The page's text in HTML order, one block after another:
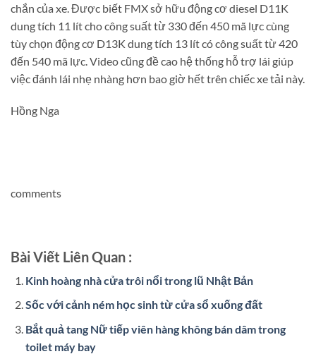
chắn của xe. Được biết FMX sở hữu động cơ diesel D11K
dung tích 11 lít cho công suất từ 330 đến 450 mã lực cùng
tùy chọn động cơ D13K dung tích 13 lít có công suất từ 420
đến 540 mã lực. Video cũng đề cao hệ thống hỗ trợ lái giúp
việc đánh lái nhẹ nhàng hơn bao giờ hết trên chiếc xe tải này.
Hồng Nga
comments
Bài Viết Liên Quan :
Kinh hoàng nhà cửa trôi nổi trong lũ Nhật Bản
Sốc với cảnh ném học sinh từ cửa sổ xuống đất
Bắt quả tang Nữ tiếp viên hàng không bán dâm trong
toilet máy bay